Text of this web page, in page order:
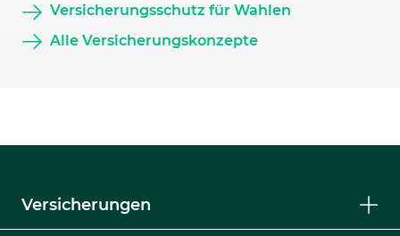
Versicherungsschutz für Wahlen
Alle Versicherungskonzepte
Versicherungen